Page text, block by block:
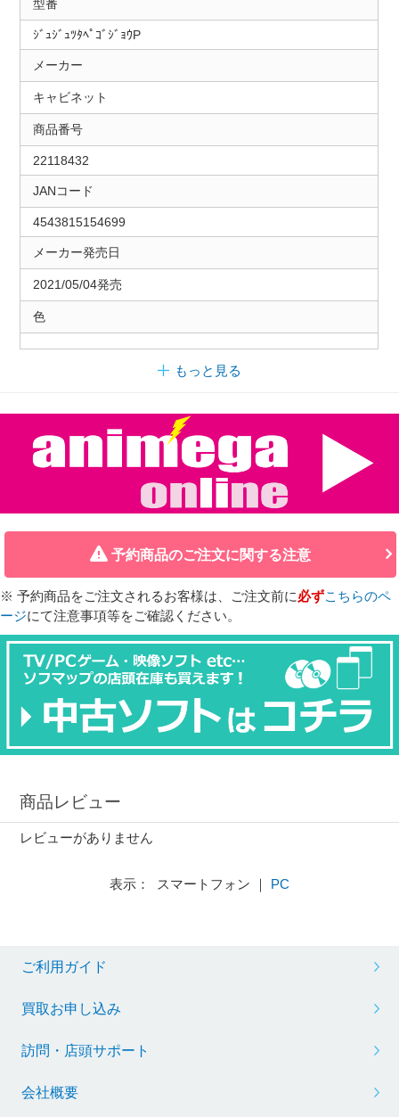
型番
ｼﾞｭｼﾞｭﾂﾀﾍﾟｺﾞｼﾞｮｳP
メーカー
キャビネット
商品番号
22118432
JANコード
4543815154699
メーカー発売日
2021/05/04発売
色
もっと見る
予約商品のご注文に関する注意
※ 予約商品をご注文されるお客様は、ご注文前に必ずこちらのペ
ージにて注意事項等をご確認ください。
商品レビュー
レビューがありません
表示： スマートフォン ｜ PC
ご利用ガイド
買取お申し込み
訪問・店頭サポート
会社概要